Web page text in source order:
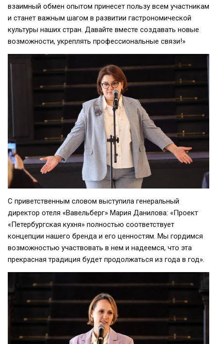
взаимный обмен опытом принесет пользу всем участникам
и станет важным шагом в развитии гастрономической
культуры наших стран. Давайте вместе создавать новые
возможности, укреплять профессиональные связи!»
С приветственным словом выступила генеральный
директор отеля «Вавельберг» Мария Данилова: «Проект
«Петербургская кухня» полностью соответствует
концепции нашего бренда и его ценностям. Мы гордимся
возможностью участвовать в нем и надеемся, что эта
прекрасная традиция будет продолжаться из года в год».